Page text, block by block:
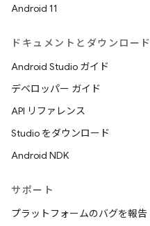
Android 11
ドキュメントとダウンロード
Android Studio ガイド
デベロッパー ガイド
API リファレンス
Studio をダウンロード
Android NDK
サポート
プラットフォームのバグを報告